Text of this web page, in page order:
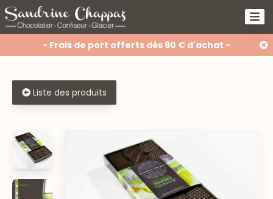
- Frais de port offerts dès 90 € d'achat -
Liste des produits